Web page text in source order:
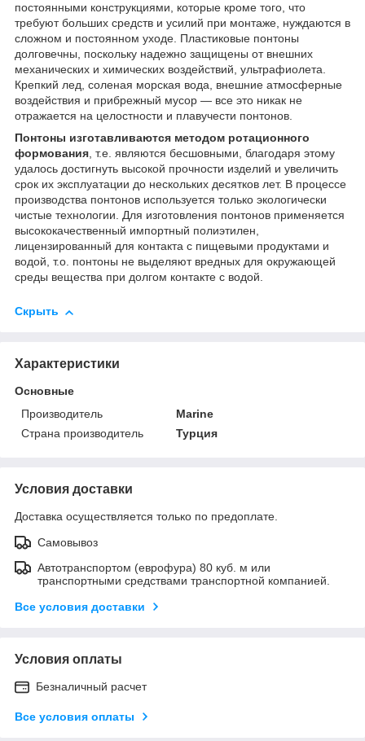
постоянными конструкциями, которые кроме того, что
требуют больших средств и усилий при монтаже, нуждаются в
сложном и постоянном уходе. Пластиковые понтоны
долговечны, поскольку надежно защищены от внешних
механических и химических воздействий, ультрафиолета.
Крепкий лед, соленая морская вода, внешние атмосферные
воздействия и прибрежный мусор — все это никак не
отражается на целостности и плавучести понтонов.
Понтоны изготавливаются методом ротационного
формования, т.е. являются бесшовными, благодаря этому
удалось достигнуть высокой прочности изделий и увеличить
срок их эксплуатации до нескольких десятков лет. В процессе
производства понтонов используется только экологически
чистые технологии. Для изготовления понтонов применяется
высококачественный импортный полиэтилен,
лицензированный для контакта с пищевыми продуктами и
водой, т.о. понтоны не выделяют вредных для окружающей
среды вещества при долгом контакте с водой.
Скрыть
Характеристики
Основные
Производитель
Marine
Страна производитель
Турция
Условия доставки
Доставка осуществляется только по предоплате.
Самовывоз
Автотранспортом (еврофура) 80 куб. м или
транспортными средствами транспортной компанией.
Все условия доставки
Условия оплаты
Безналичный расчет
Все условия оплаты